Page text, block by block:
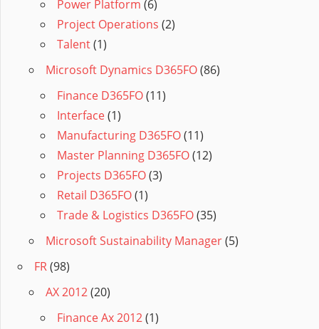
Power Platform (6)
Project Operations (2)
Talent(1)
Microsoft Dynamics D365FO(86)
Finance D365FO(11)
Interface(1)
Manufacturing D365FO(11)
Master Planning D365FO(12)
Projects D365FO(3)
Retail D365FO(1)
Trade & Logistics D365FO(35)
Microsoft Sustainability Manager(5)
FR(98)
AX 2012(20)
Finance Ax 2012(1)